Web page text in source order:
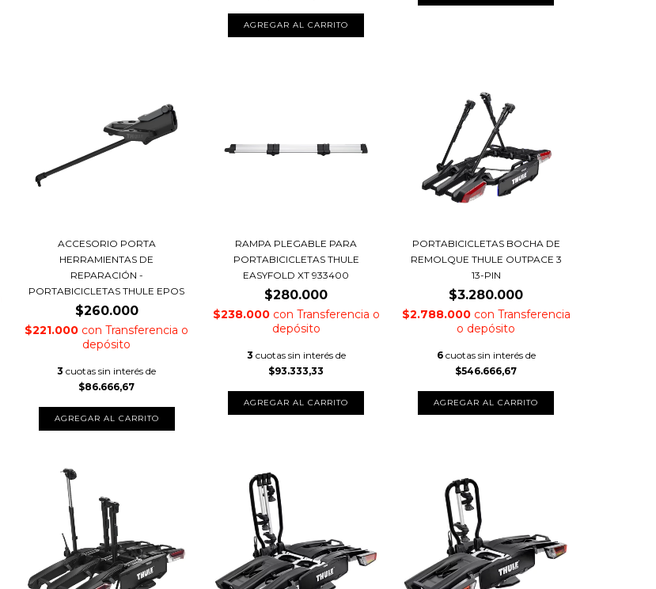
ACCESORIO PORTA
HERRAMIENTAS DE
REPARACIÓN -
PORTABICICLETAS THULE EPOS
$260.000
$221.000 con Transferencia o
depósito
3 cuotas sin interés de
$86.666,67
RAMPA PLEGABLE PARA
PORTABICICLETAS THULE
EASYFOLD XT 933400
$280.000
$238.000 con Transferencia o
depósito
3 cuotas sin interés de
$93.333,33
PORTABICICLETAS BOCHA DE
REMOLQUE THULE OUTPACE 3
13-PIN
$3.280.000
$2.788.000 con Transferencia
o depósito
6 cuotas sin interés de
$546.666,67